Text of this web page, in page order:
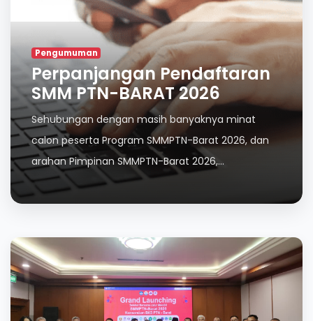
Pengumuman
Perpanjangan Pendaftaran
SMM PTN-BARAT 2026
Sehubungan dengan masih banyaknya minat
calon peserta Program SMMPTN-Barat 2026, dan
arahan Pimpinan SMMPTN-Barat 2026,...